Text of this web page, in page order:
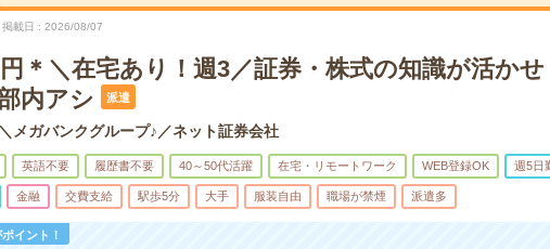
掲載日 2026/08/07
＊＼在宅あり！週3／証券・株式の知識が活かせ
内アシ
派遣
＼メガバンクグループ♪／ネット証券会社
英語不要 履歴書不要 40～50代活躍 在宅・リモートワーク WEB登録OK 週5日
金融 交費支給 駅歩5分 大手 服装自由 職場が禁煙 派遣多
イント！